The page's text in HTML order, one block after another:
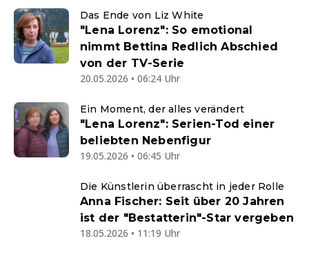
Das Ende von Liz White
"Lena Lorenz": So emotional
nimmt Bettina Redlich Abschied
von der TV-Serie
20.05.2026 • 06:24 Uhr
Ein Moment, der alles verändert
"Lena Lorenz": Serien-Tod einer
beliebten Nebenfigur
19.05.2026 • 06:45 Uhr
Die Künstlerin überrascht in jeder Rolle
Anna Fischer: Seit über 20 Jahren
ist der "Bestatterin"-Star vergeben
18.05.2026 • 11:19 Uhr